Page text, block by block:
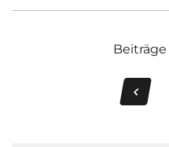
Beiträge